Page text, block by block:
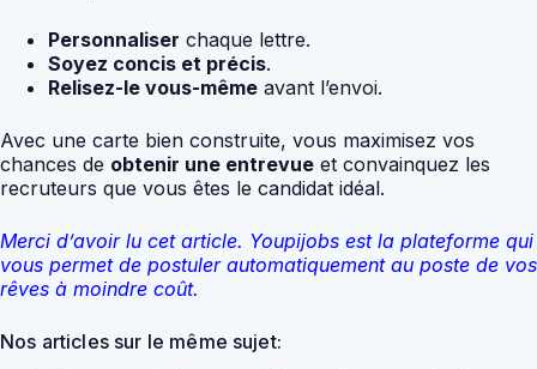
Personnaliser chaque lettre.
Soyez concis et précis.
Relisez-le vous-même avant l’envoi.
Avec une carte bien construite, vous maximisez vos
chances de obtenir une entrevue et convainquez les
recruteurs que vous êtes le candidat idéal.
Merci d’avoir lu cet article. Youpijobs est la plateforme qui
vous permet de postuler automatiquement au poste de vos
rêves à moindre coût.
Nos articles sur le même sujet: